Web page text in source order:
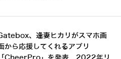
、逢妻ヒカリがスマホ画
から応援してくれるアプリ